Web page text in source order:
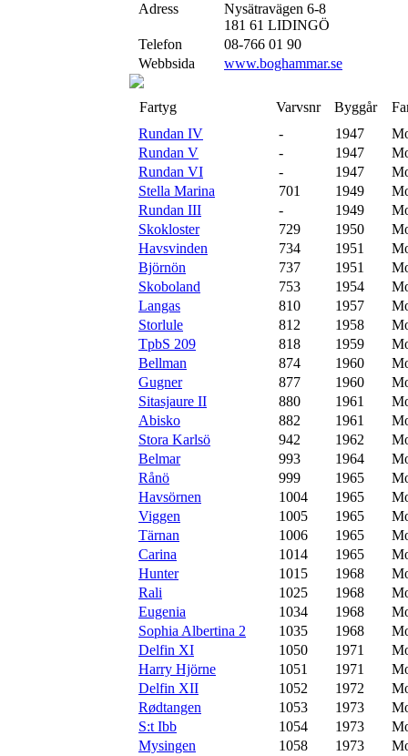
Adress
Nysätravägen 6-8
181 61 LIDINGÖ
Telefon
08-766 01 90
Webbsida
www.boghammar.se
Fartyg Varvsnr Byggår
Rundan IV
- 1947
Rundan V
- 1947
Rundan VI
- 1947
Stella Marina
701 1949
Rundan III
- 1949
Skokloster
729 1950
Havsvinden
734 1951
Björnön
737 1951
Skoboland
753 1954
Langas
810 1957
Storlule
812 1958
TpbS 209
818 1959
Bellman
874 1960
Gugner
877 1960
Sitasjaure II
880 1961
Abisko
882 1961
Stora Karlsö
942 1962
Belmar
993 1964
Rånö
999 1965
Havsörnen
1004 1965
Viggen
1005 1965
Tärnan
1006 1965
Carina
1014 1965
Hunter
1015 1968
Rali
1025 1968
Eugenia
1034 1968
Sophia Albertina 2
1035 1968
Delfin XI
1050 1971
Harry Hjörne
1051 1971
Delfin XII
1052 1972
Rødtangen
1053 1973
S:t Ibb
1054 1973
Mysingen
1058 1973